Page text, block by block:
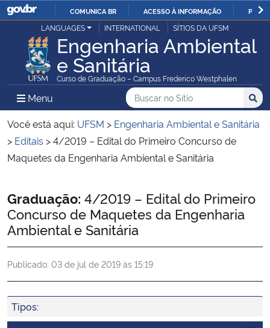
IR
PARA
O
CONTEÚDO
COMUNICA BR ACESSO À INFORMAÇÃO
Ministério da Justiça e Segurança Pública
Ministério da Defesa
Ministério das Relações Exteriores
Ministério da Economia
Ministério da Agricultura, Pecuária e Abastecimento
Ministério da Educação
Ministério da Cidadania
Ministério da Saúde
LANGUAGES INTERNATIONAL SÍTIOS DA UFSM
Engenharia Ambiental
e Sanitária
Curso de Graduação – Campus Frederico Westphalen
Menu Menu Principal do Sítio
Busca
Buscar no no Sítio
Busca:
Você está aqui: UFSM > Engenharia Ambiental e Sanitária
> Editais >4/2019 – Edital do Primeiro Concurso de
Maquetes da Engenharia Ambiental e Sanitária
Início do conteúdo
Graduação: 4/2019 – Edital do Primeiro
Concurso de Maquetes da Engenharia
Ambiental e Sanitária
Publicado: 03 de jul de 2019 às 15:19
Tipos: